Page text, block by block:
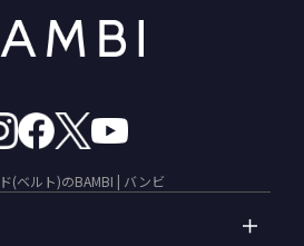
(ベルト)のBAMBI | バンビ